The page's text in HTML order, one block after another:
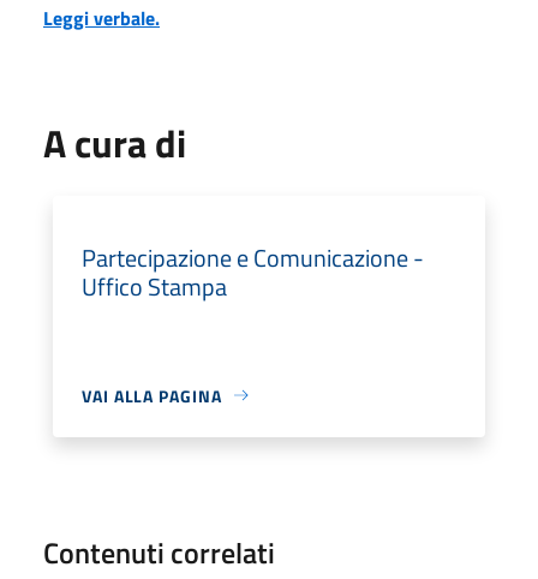
Leggi verbale.
A cura di
Partecipazione e Comunicazione -
Uffico Stampa
VAI ALLA PAGINA
Contenuti correlati